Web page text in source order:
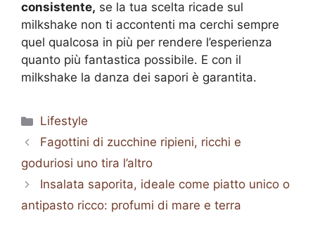
consistente, se la tua scelta ricade sul
milkshake non ti accontenti ma cerchi sempre
quel qualcosa in più per rendere l’esperienza
quanto più fantastica possibile. E con il
milkshake la danza dei sapori è garantita.
Categorie
Lifestyle
Fagottini di zucchine ripieni, ricchi e
goduriosi uno tira l’altro
Insalata saporita, ideale come piatto unico o
antipasto ricco: profumi di mare e terra